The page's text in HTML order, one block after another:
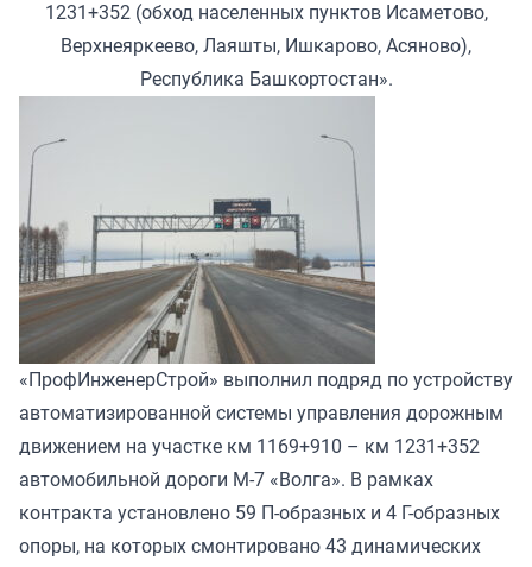
1231+352 (обход населенных пунктов Исаметово,
Верхнеяркеево, Лаяшты, Ишкарово, Асяново),
Республика Башкортостан».
«ПрофИнженерСтрой» выполнил подряд по устройству
автоматизированной системы управления дорожным
движением на участке км 1169+910 – км 1231+352
автомобильной дороги М-7 «Волга». В рамках
контракта установлено 59 П-образных и 4 Г-образных
опоры, на которых смонтировано 43 динамических